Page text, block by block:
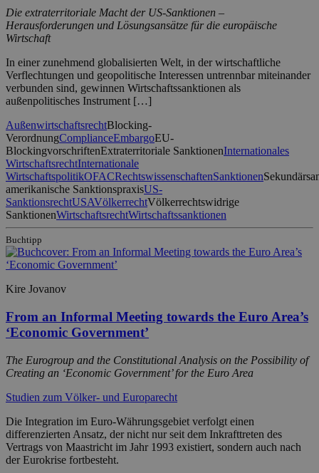
Die extraterritoriale Macht der US-Sanktionen –
Herausforderungen und Lösungsansätze für die europäische
Wirtschaft
In einer zunehmend globalisierten Welt, in der wirtschaftliche
Verflechtungen und geopolitische Interessen untrennbar miteinander
verbunden sind, gewinnen Wirtschaftssanktionen als
außenpolitisches Instrument […]
AußenwirtschaftsrechtBlocking-
VerordnungComplianceEmbargoEU-
BlockingvorschriftenExtraterritoriale SanktionenInternationales
WirtschaftsrechtInternationale
WirtschaftspolitikOFACRechtswissenschaftenSanktionen
amerikanische SanktionspraxisUS-
SanktionsrechtUSAVölkerrechtVölkerrechtswidrige
SanktionenWirtschaftsrechtWirtschaftssanktionen
Buchtipp
Kire Jovanov
From an Informal Meeting towards the Euro Area’s
‘Economic Government’
The Eurogroup and the Constitutional Analysis on the Possibility of
Creating an ‘Economic Government’ for the Euro Area
Studien zum Völker- und Europarecht
Die Integration im Euro-Währungsgebiet verfolgt einen
differenzierten Ansatz, der nicht nur seit dem Inkrafttreten des
Vertrags von Maastricht im Jahr 1993 existiert, sondern auch nach
der Eurokrise fortbesteht.